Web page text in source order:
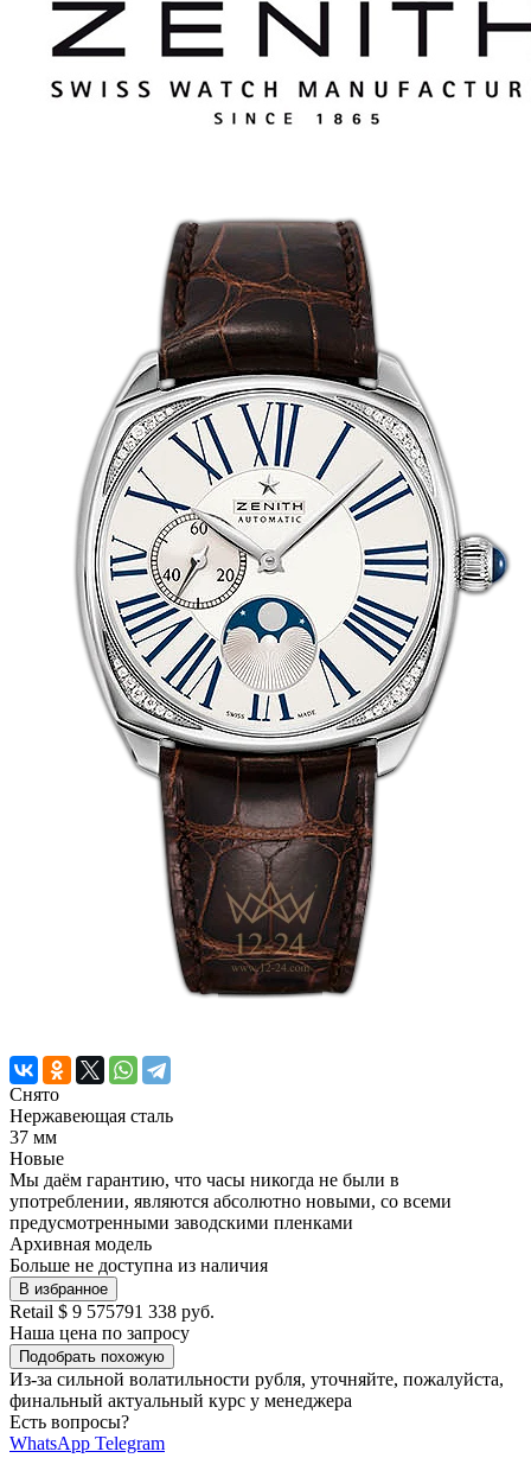
Снято
Нержавеющая сталь
37 мм
Новые
Мы даём гарантию, что часы никогда не были в
употреблении, являются абсолютно новыми, со всеми
предусмотренными заводскими пленками
Архивная модель
Больше не доступна из наличия
В избранное
Retail $ 9 575791 338 руб.
Наша цена по запросу
Подобрать похожую
Из-за сильной волатильности рубля, уточняйте, пожалуйста,
финальный актуальный курс у менеджера
Есть вопросы?
WhatsApp Telegram